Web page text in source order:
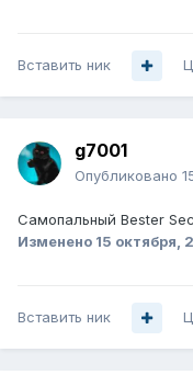
Вставить ник
g7001
Опубликовано
Самопальный Bester
Изменено 15 октября,
Вставить ник